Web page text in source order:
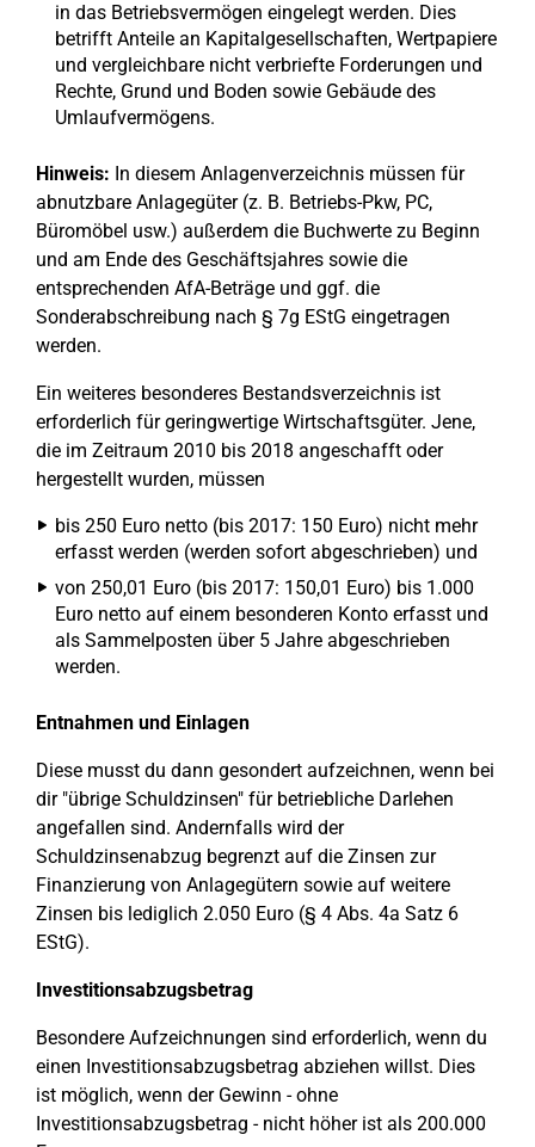
in das Betriebsvermögen eingelegt werden. Dies
betrifft Anteile an Kapitalgesellschaften, Wertpapiere
und vergleichbare nicht verbriefte Forderungen und
Rechte, Grund und Boden sowie Gebäude des
Umlaufvermögens.
Hinweis: In diesem Anlagenverzeichnis müssen für
abnutzbare Anlagegüter (z. B. Betriebs-Pkw, PC,
Büromöbel usw.) außerdem die Buchwerte zu Beginn
und am Ende des Geschäftsjahres sowie die
entsprechenden AfA-Beträge und ggf. die
Sonderabschreibung nach § 7g EStG eingetragen
werden.
Ein weiteres besonderes Bestandsverzeichnis ist
erforderlich für geringwertige Wirtschaftsgüter. Jene,
die im Zeitraum 2010 bis 2018 angeschafft oder
hergestellt wurden, müssen
bis 250 Euro netto (bis 2017: 150 Euro) nicht mehr
erfasst werden (werden sofort abgeschrieben) und
von 250,01 Euro (bis 2017: 150,01 Euro) bis 1.000
Euro netto auf einem besonderen Konto erfasst und
als Sammelposten über 5 Jahre abgeschrieben
werden.
Entnahmen und Einlagen
Diese musst du dann gesondert aufzeichnen, wenn bei
dir "übrige Schuldzinsen" für betriebliche Darlehen
angefallen sind. Andernfalls wird der
Schuldzinsenabzug begrenzt auf die Zinsen zur
Finanzierung von Anlagegütern sowie auf weitere
Zinsen bis lediglich 2.050 Euro (§ 4 Abs. 4a Satz 6
EStG).
Investitionsabzugsbetrag
Besondere Aufzeichnungen sind erforderlich, wenn du
einen Investitionsabzugsbetrag abziehen willst. Dies
ist möglich, wenn der Gewinn - ohne
Investitionsabzugsbetrag - nicht höher ist als 200.000